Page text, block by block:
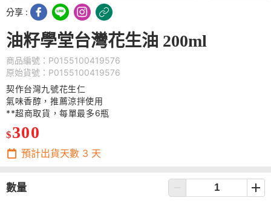
分享 :
油籽學堂台灣花生油 200ml
商品編號：P0155100419576
原始貨號：P0155100419576
契作台灣九號花生仁
氣味香醇，推薦涼拌使用
**超商取貨，每單最多6瓶
$300
預計出貨天數 3 天
數量